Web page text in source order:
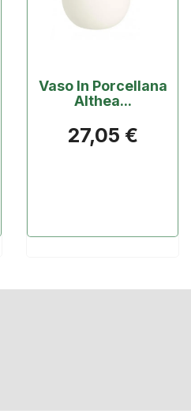
Vaso In Porcellana
Althea...
27,05 €